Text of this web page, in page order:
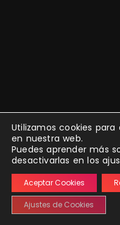
Utilizamos cookies
en nuestra web.
Puedes aprender más
desactivarlas en los
Aceptar Cookies
Ajustes de Cookies